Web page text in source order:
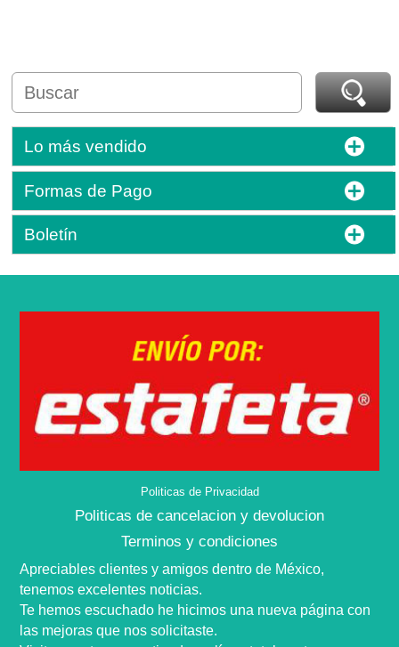
Lo más vendido
Formas de Pago
Boletín
Politicas de Privacidad
Politicas de cancelacion y devolucion
Terminos y condiciones
Apreciables clientes y amigos dentro de México,
tenemos excelentes noticias.
Te hemos escuchado he hicimos una nueva página con
las mejoras que nossolicitaste.